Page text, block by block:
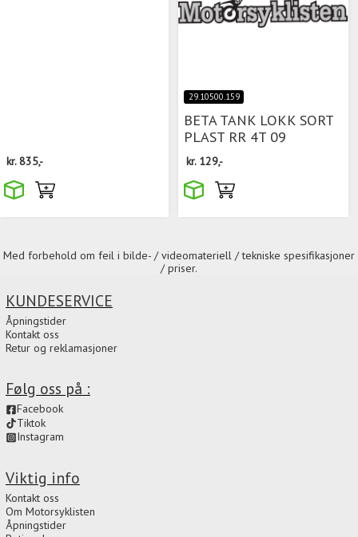
kr.835,-
29.10500.159
BETA TANK LOKK SORT
PLAST RR 4T 09
kr. 129,-
Med forbehold om feil i bilde- / videomateriell / tekniske spesifikasjoner
/ priser.
Viktig info
Kontakt oss
Om Motorsyklisten
Åpningstider
Følg oss på :
Facebook
Tiktok
Instagram
KUNDESERVICE
Åpningstider
Kontakt oss
Retur og reklamasjoner